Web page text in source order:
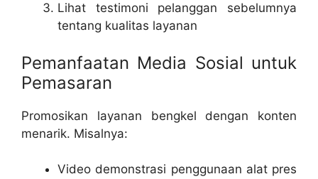
Lihat testimoni pelanggan sebelumnya
tentang kualitas layanan
Pemanfaatan Media Sosial untuk
Pemasaran
Promosikan layanan bengkel dengan konten
menarik. Misalnya:
Video demonstrasi penggunaan alat pres